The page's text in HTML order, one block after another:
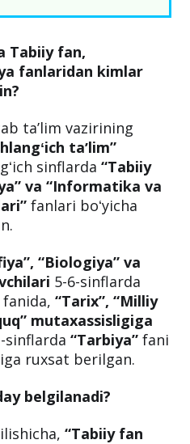
Tabiiy fan,
fanlaridan kimlar
ta’lim vazirining
taʼlim”
sinflarda “Tabiiy
va “Informatika va
fanlari boʻyicha
“Biologiya” va
5-6-sinflarda
fanida, “Tarix”, “Milliy
mutaxassisligiga
sinflarda “Tarbiya” fani
ruxsat berilgan.
belgilanadi?
“Tabiiy fan